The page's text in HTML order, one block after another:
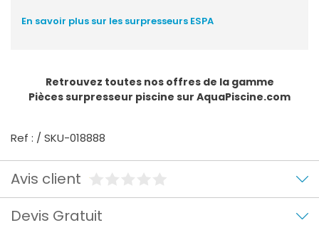
En savoir plus sur les surpresseurs ESPA
Retrouvez toutes nos offres de la gamme
Pièces surpresseur piscine sur AquaPiscine.com
Ref : / SKU-018888
Avis client
Devis Gratuit